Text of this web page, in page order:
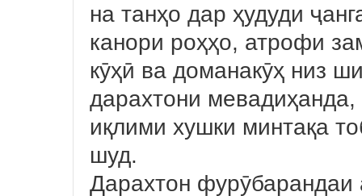
на танҳо дар ҳудуди
канори роҳҳо, атрофи
кӯҳӣ ва доманакӯҳ низ
дарахтони
иқлими хушки минтақа
шуд.
Дарахтон фурӯбарандаи